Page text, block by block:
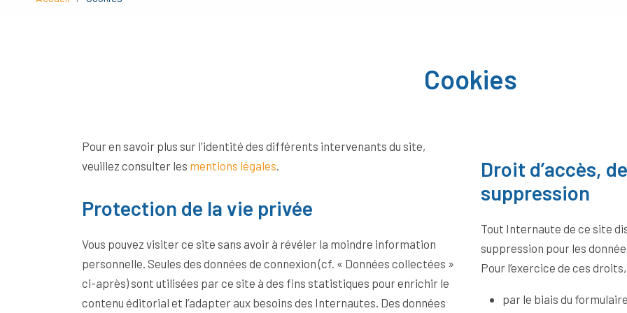
Cookies
Pour en savoir plus sur l'identité des différents intervenants du site,
veuillez consulter les mentions légales
Protection de la vie privée
Vous pouvez visiter ce site sans avoir à révéler la moindre information
personnelle. Seules des données de connexion (cf. « Données collectées »
ci-après) sont utilisées par ce site à des fins statistiques pour enrichir le
contenu éditorial et l’adapter aux besoins des Internautes. Des données
Droit d’accès,
suppression
Tout Internaute de ce site
suppression pour les
Pour l’exercice de ces
par le biais du